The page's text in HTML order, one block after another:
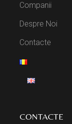
Companii
Despre Noi
Contacte
CONTACTE